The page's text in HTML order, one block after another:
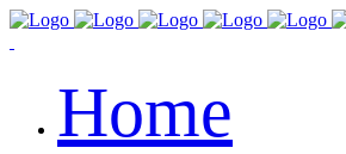
Home